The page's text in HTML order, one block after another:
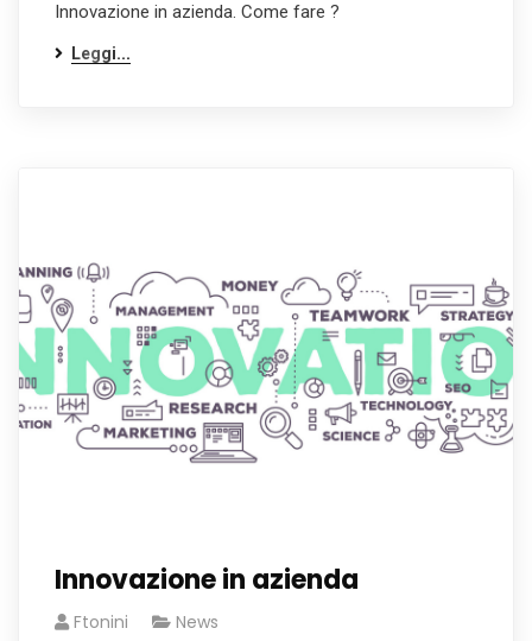
Innovazione in azienda. Come fare ?
Leggi...
Innovazione in azienda
Ftonini News